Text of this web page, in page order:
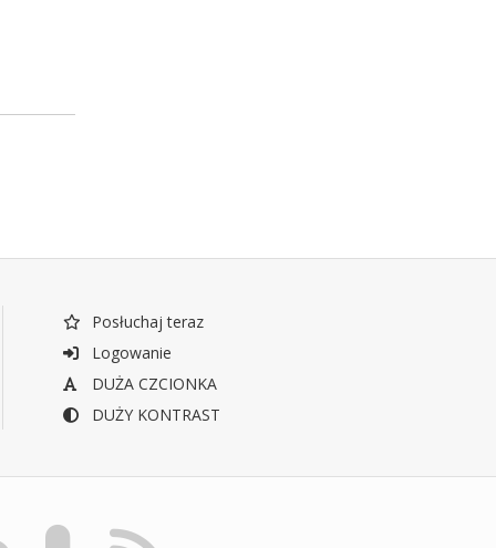
Posłuchaj teraz
Logowanie
DUŻA CZCIONKA
DUŻY KONTRAST